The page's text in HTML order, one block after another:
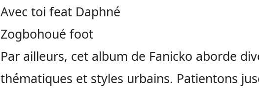
Avec toi feat Daphné
Zogbohoué foot
Par ailleurs, cet album de Fanicko aborde
thématiques et styles urbains. Patientons